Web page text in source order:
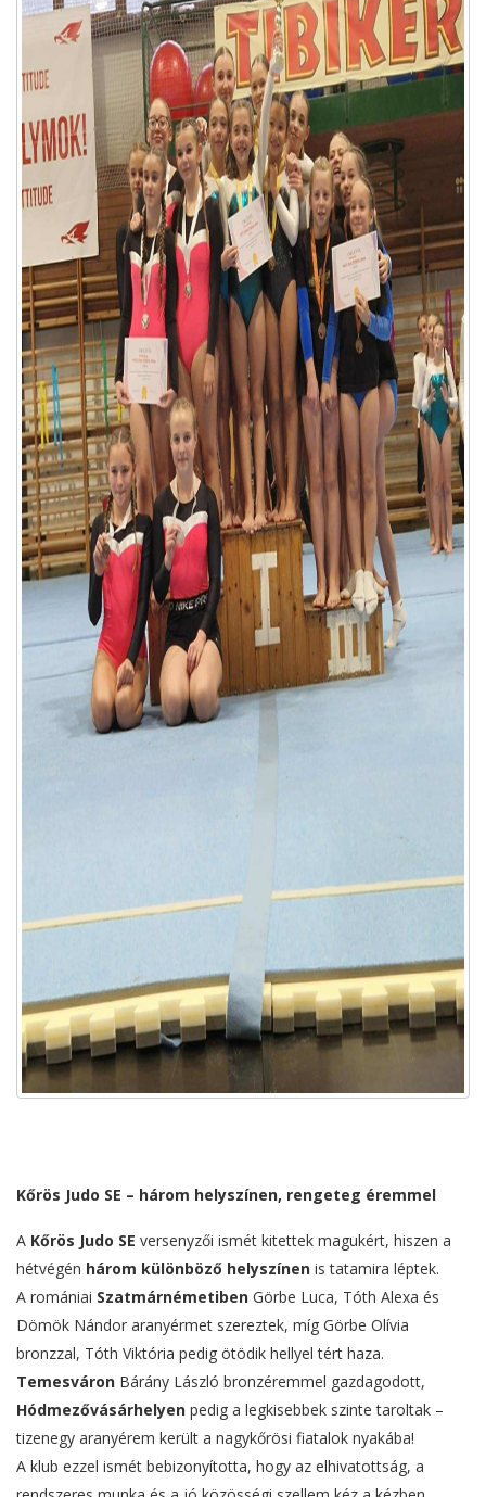
Kőrös Judo SE – három helyszínen, rengeteg éremmel
A Kőrös Judo SE versenyzői ismét kitettek magukért, hiszen a
hétvégén három különböző helyszínen is tatamira léptek.
A romániai Szatmárnémetiben Görbe Luca, Tóth Alexa és
Dömök Nándor aranyérmet szereztek, míg Görbe Olívia
bronzzal, Tóth Viktória pedig ötödik hellyel tért haza.
Temesváron Bárány László bronzéremmel gazdagodott,
Hódmezővásárhelyen pedig a legkisebbek szinte taroltak –
tizenegy aranyérem került a nagykőrösi fiatalok nyakába!
A klub ezzel ismét bebizonyította, hogy az elhivatottság, a